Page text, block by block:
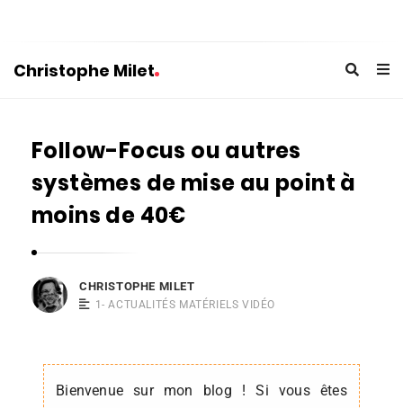
Christophe Milet
Follow-Focus ou autres
systèmes de mise au point à
moins de 40€
CHRISTOPHE MILET
1- ACTUALITÉS MATÉRIELS VIDÉO
Bienvenue sur mon blog ! Si vous êtes